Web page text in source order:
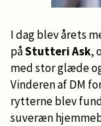
I dag blev årets
påStutteri Ask,
med stor glæde
Vinderen af DM
rytterne blev
suveræn